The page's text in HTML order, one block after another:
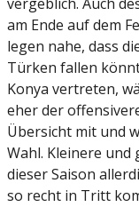
am Ende auf dem
legen nahe, dass
Türken fallen
Konya vertreten,
eher der
Übersicht mit und
Wahl. Kleinere
dieser Saison
so recht in Tritt